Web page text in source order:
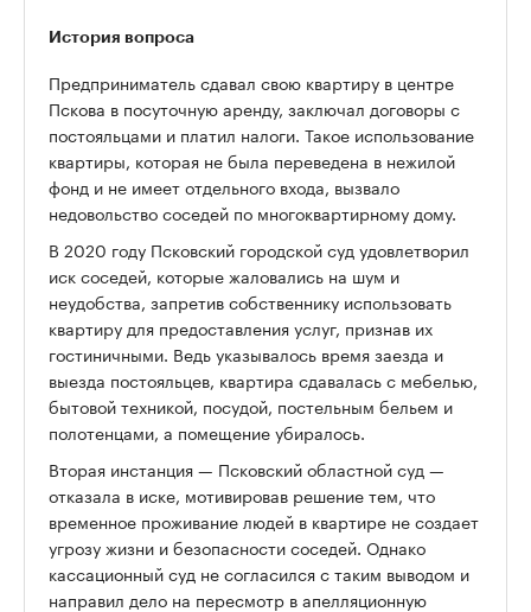
История вопроса
Предприниматель сдавал свою квартиру в центре
Пскова в посуточную аренду, заключал договоры с
постояльцами и платил налоги. Такое использование
квартиры, которая не была переведена в нежилой
фонд и не имеет отдельного входа, вызвало
недовольство соседей по многоквартирному дому.
В 2020 году Псковский городской суд удовлетворил
иск соседей, которые жаловались на шум и
неудобства, запретив собственнику использовать
квартиру для предоставления услуг, признав их
гостиничными. Ведь указывалось время заезда и
выезда постояльцев, квартира сдавалась с мебелью,
бытовой техникой, посудой, постельным бельем и
полотенцами, а помещение убиралось.
Вторая инстанция — Псковский областной суд —
отказала в иске, мотивировав решение тем, что
временное проживание людей в квартире не создает
угрозу жизни и безопасности соседей. Однако
кассационный суд не согласился с таким выводом и
направил дело на пересмотр в апелляционную